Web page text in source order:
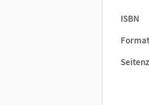
ISBN
Format